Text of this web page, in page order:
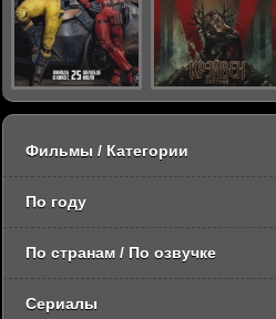
Фильмы / Категории
По году
По странам / По озвучке
Сериалы